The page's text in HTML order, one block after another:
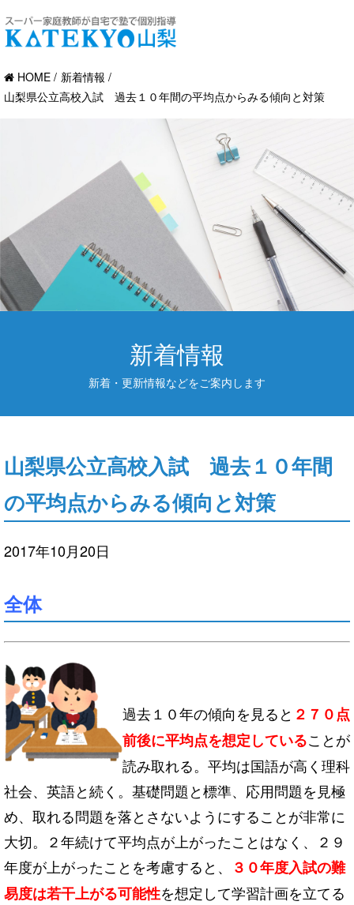
HOME
新着情報
山梨県公立高校入試 過去１０年間の平均点からみる傾向と対策
新着情報
新着・更新情報などをご案内します
山梨県公立高校入試 過去１０年間
の平均点からみる傾向と対策
2017年10月20日
全体
過去１０年の傾向を見ると ２７０点
前後に平均点を想定していることが
読み取れる。平均は国語が高く理科
社会、英語と続く。基礎問題と標準、応用問題を見極
め、取れる問題を落とさないようにすることが非常に
大切。２年続けて平均点が上がったことはなく、２９
年度が上がったことを考慮すると、
３０年度入試の難
易度は若干上がる可能性を想定して学習計画を立てる